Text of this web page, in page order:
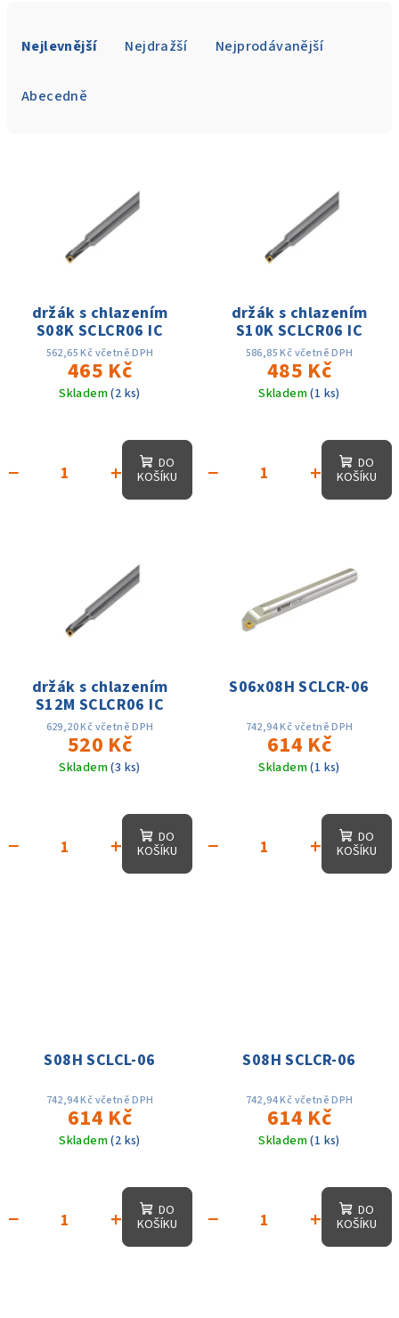
Nejlevnější Nejdražší Nejprodávanější
Abecedně
držák s chlazením
S08K SCLCR06 IC
562,65 Kč včetně DPH
465 Kč
Skladem(2 ks)
+
−
DO
KOŠÍKU
držák s chlazením
S10K SCLCR06 IC
586,85 Kč včetně DPH
485 Kč
Skladem(1 ks)
+
−
DO
KOŠÍKU
držák s chlazením
S12M SCLCR06 IC
629,20 Kč včetně DPH
520 Kč
Skladem(3 ks)
+
−
DO
KOŠÍKU
S06x08H SCLCR-06
742,94 Kč včetně DPH
614 Kč
Skladem(1 ks)
+
−
DO
KOŠÍKU
S08H SCLCL-06
742,94 Kč včetně DPH
614 Kč
Skladem(2 ks)
+
−
DO
KOŠÍKU
S08H SCLCR-06
742,94 Kč včetně DPH
614 Kč
Skladem(1 ks)
+
−
DO
KOŠÍKU